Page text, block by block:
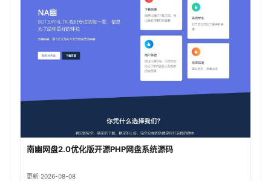
南幽网盘2.0优化版开源PHP网盘系统源码
更新 2026-08-08